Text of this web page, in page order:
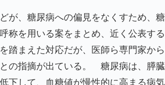
が、糖尿病への偏見をなくすため、
称を用いる案をまとめ、近く公表す
踏まえた対応だが、医師ら専門家か
の指摘が出ている。 糖尿病は、膵
下して、血糖値が慢性的に高まる病